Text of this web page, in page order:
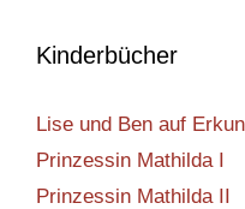
Kinderbücher
Lise und Ben auf
Prinzessin Mathilda I
Prinzessin Mathilda II